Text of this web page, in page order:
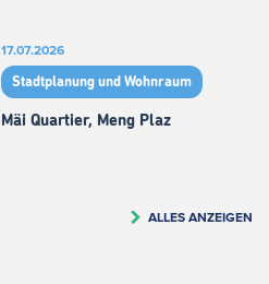
17.07.2026
Stadtplanung und Wohnraum
Mäi Quartier, Meng Plaz
ALLES ANZEIGEN